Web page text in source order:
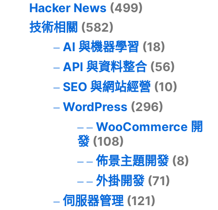
Hacker News (499)
技術相關 (582)
AI 與機器學習 (18)
API 與資料整合(56)
SEO 與網站經營 (10)
WordPress (296)
WooCommerce 開
發(108)
佈景主題開發(8)
外掛開發(71)
伺服器管理(121)